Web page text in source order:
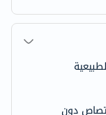
دون